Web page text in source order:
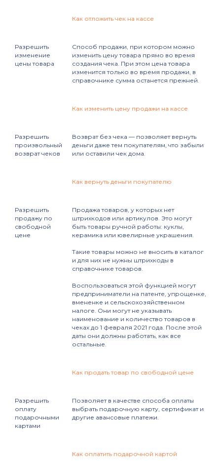
Как отложить чек на кассе
Разрешить
изменение
цены товара
Способ продажи, при котором можно
изменить цену товара прямо во время
создания чека. При этом цена товара
изменится только во время продажи, в
справочнике сумма останется прежней.
Как изменить цену продажи на кассе
Разрешить
произвольный
возврат чеков
Возврат без чека — позволяет вернуть
деньги даже тем покупателям, что забыли
или оставили чек дома.
Как вернуть деньги покупателю
Разрешить
продажу по
свободной
цене
Продажа товаров, у которых нет
штрихкодов или артикулов. Это могут
быть товары ручной работы: куклы,
керамика или ювелирные украшения.
Такие товары можно не вносить в каталог
и для них не нужны штрихкоды в
справочнике товаров.
Воспользоваться этой функцией могут
предприниматели на патенте, упрощенке,
вмененке и сельскохозяйственном
налоге. Они могут не указывать
наименование и количество товаров в
чеках до 1 февраля 2021 года. После этой
даты они должны работать, как все
остальные.
Как продать товар по свободной цене
Разрешить
оплату
подарочными
картами
Позволяет в качестве способа оплаты
выбрать подарочную карту, сертификат и
другие авансовые платежи.
Как оплатить подарочной картой